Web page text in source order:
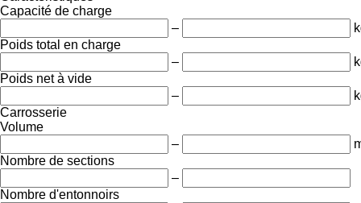
Capacité de charge
–
Poids total en charge
–
Poids net à vide
–
Carrosserie
Volume
–
Nombre de sections
–
Nombre d'entonnoirs